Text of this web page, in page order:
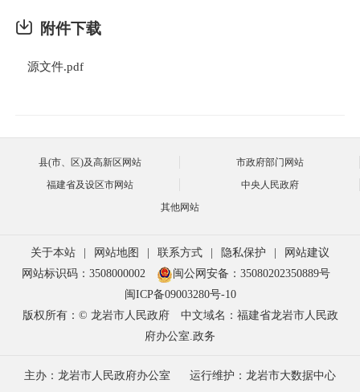
附件下载
源文件.pdf
县(市、区)及高新区网站
市政府部门网站
福建省及设区市网站
中央人民政府
其他网站
关于本站 网站地图 联系方式 隐私保护
网站建议
网站标识码：3508000002
闽公网安备：35080202350889号
闽ICP备09003280号-10
版权所有：© 龙岩市人民政府
中文域名：福建省龙岩市人民政
府办公室.政务
主办：龙岩市人民政府办公室 运行维护：龙岩市大数据中心